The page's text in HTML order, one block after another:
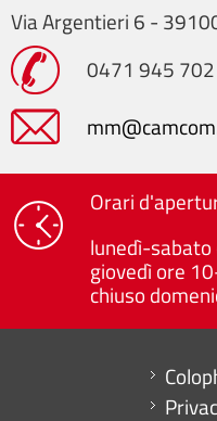
Via Argentieri 6 -
0471 945 702
Orari
lunedì-
giovedì ore
chiuso
Menu